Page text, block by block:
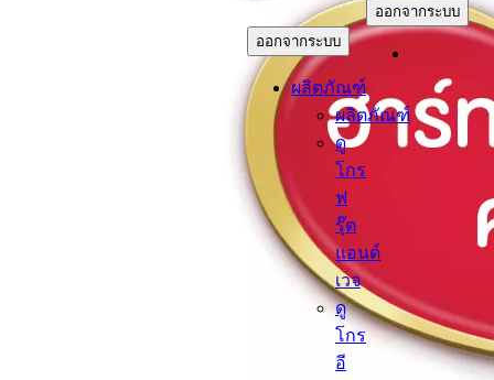
ออกจากระบบ
ผลิตภัณฑ์
ผลิตภัณฑ์
ดู
โกร
ฟ
รุ๊ต
แอนด์
เวจ
ดู
โกร
อี
ออกจากระบบ